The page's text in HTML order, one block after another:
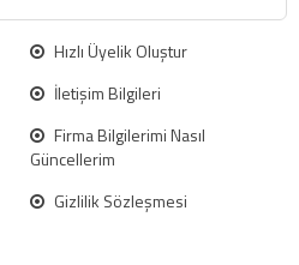
Hızlı Üyelik Oluştur
İletişim Bilgileri
Firma Bilgilerimi Nasıl
Güncellerim
Gizlilik Sözleşmesi